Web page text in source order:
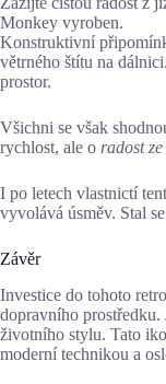
Monkey vyroben.
Konstruktivní
větrného štítu na
prostor.
Všichni se však
rychlost, ale o radost
I po letech vlastnictí
vyvolává úsměv. Stal
Závěr
Investice do tohoto retro
dopravního prostředku.
životního stylu. Tato
moderní technikou a